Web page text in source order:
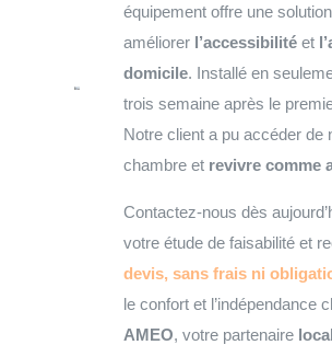
équipement offre une
améliorer l’accessibilité et
domicile. Installé en
trois semaine après le
Notre client a pu accéder de
chambre et revivre comme
Contactez-nous dès
votre étude de faisabilité et
devis, sans frais ni
le confort et l’indépendance
AMEO, votre partenaire local